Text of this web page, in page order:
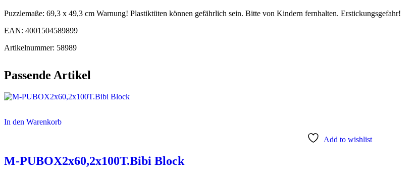
Puzzlemaße: 69,3 x 49,3 cm Warnung! Plastiktüten können gefährlich sein. Bitte von Kindern fernhalten. Erstickungsgefahr!
EAN: 4001504589899
Artikelnummer: 58989
Passende Artikel
In den Warenkorb
Add to wishlist
M-PUBOX2x60,2x100T.Bibi Block